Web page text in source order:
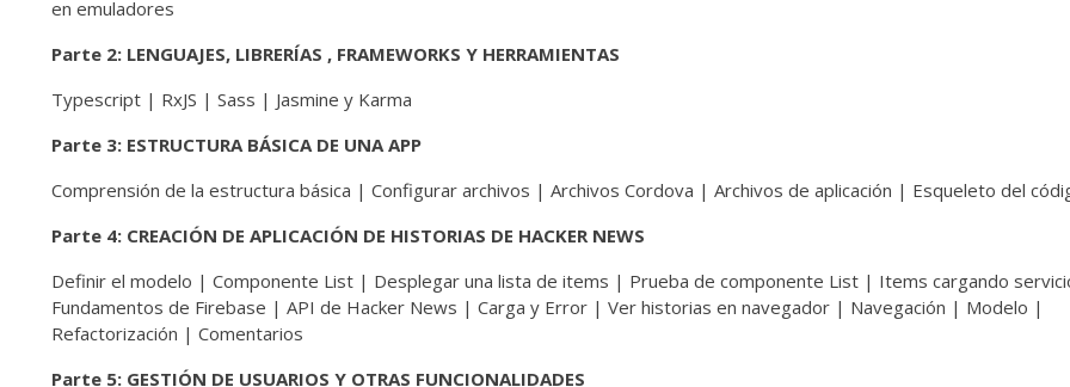
en emuladores
Parte 2: LENGUAJES, LIBRERÍAS , FRAMEWORKS Y HERRAMIENTAS
Typescript | RxJS | Sass | Jasmine y Karma
Parte 3: ESTRUCTURA BÁSICA DE UNA APP
Comprensión de la estructura básica | Configurar archivos | Archivos Cordova | Archivos de aplicación | Esqueleto del
Parte 4: CREACIÓN DE APLICACIÓN DE HISTORIAS DE HACKER NEWS
Definir el modelo | Componente List | Desplegar una lista de items | Prueba de componente List | Items cargando
Fundamentos de Firebase | API de Hacker News | Carga y Error | Ver historias en navegador | Navegación | Modelo |
Refactorización | Comentarios
Parte 5: GESTIÓN DE USUARIOS Y OTRAS FUNCIONALIDADES